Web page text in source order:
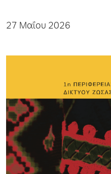
27 Μαΐου 2026